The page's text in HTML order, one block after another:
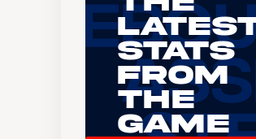
Stats
From
the
Game